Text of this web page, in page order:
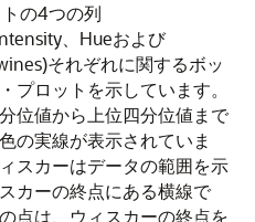
の4つの列
、Hueおよび
それぞれに関するボッ
プロットを示しています。
位値から上位四分位値まで
の実線が表示されていま
スカーはデータの範囲を示
カーの終点にある横線で
点は、ウィスカーの終点を